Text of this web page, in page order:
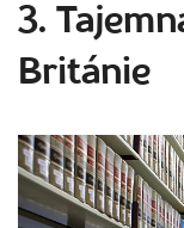
3.
Británie